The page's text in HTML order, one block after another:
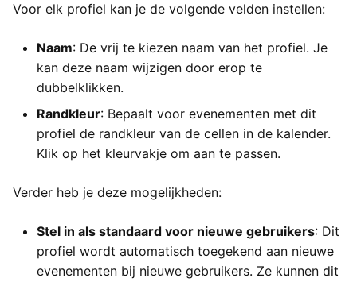
Voor elk profiel kan je de volgende velden instellen:
Naam: De vrij te kiezen naam van het profiel. Je
kan deze naam wijzigen door erop te
dubbelklikken.
Randkleur: Bepaalt voor evenementen met dit
profiel de randkleur van de cellen in de kalender.
Klik op het kleurvakje om aan te passen.
Verder heb je deze mogelijkheden:
Stel in als standaard voor nieuwe gebruikers: Dit
profiel wordt automatisch toegekend aan nieuwe
evenementen bij nieuwe gebruikers. Ze kunnen dit